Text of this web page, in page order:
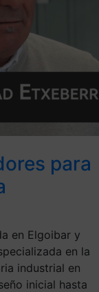
para
en Elgoibar y
en la
industrial en
inicial hasta